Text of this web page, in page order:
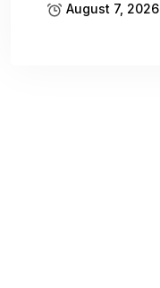
August 7, 2026